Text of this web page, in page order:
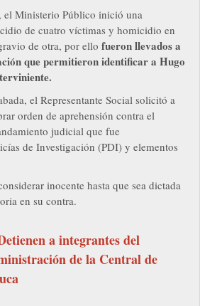
el Ministerio Público inició una
de cuatro víctimas y homicidio en
de otra, por ello fueron llevados a
que permitieron identificar a Hugo
el Representante Social solicitó a
orden de aprehensión contra el
judicial que fue
de Investigación (PDI) y elementos
inocente hasta que sea dictada
en su contra.
a integrantes del
de la Central de